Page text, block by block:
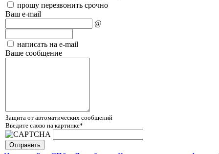
прошу перезвонить срочно
Ваш e-mail
@
написать на e-mail
Ваше сообщение
Защита от автоматических сообщений
Введите слово на картинке*